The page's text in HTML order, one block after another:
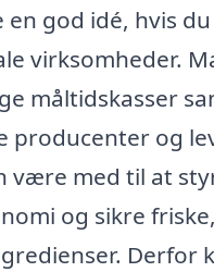
god idé, hvis
virksomheder.
måltidskasser
producenter og
være med til at
og sikre friske,
Derfor